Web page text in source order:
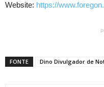
Website: https://
FONTE Dino Divulgador de